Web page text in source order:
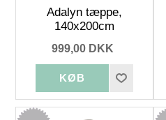
Adalyn tæppe,
140x200cm
999,00 DKK